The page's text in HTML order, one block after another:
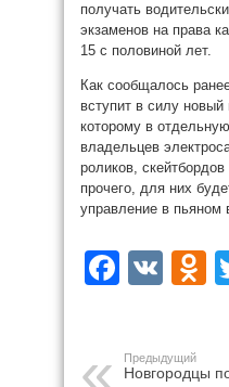
получать
экзаменов на права
15 с половиной лет.
Как сообщалось
вступит в силу
которому в
владельцев
роликов,
прочего, для них
управление в пьяном
VK
Предыдущий
Новгородцы